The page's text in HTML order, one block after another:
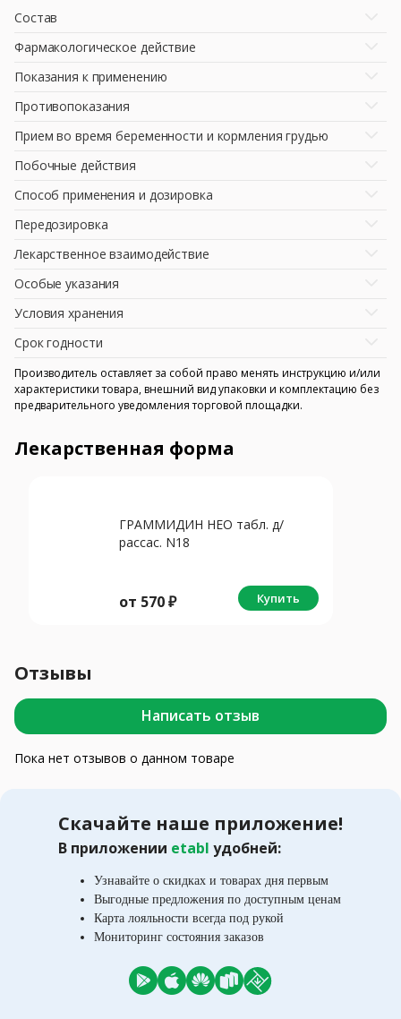
Состав
Фармакологическое действие
Показания к применению
Противопоказания
Прием во время беременности и кормления грудью
Побочные действия
Способ применения и дозировка
Передозировка
Лекарственное взаимодействие
Особые указания
Условия хранения
Срок годности
Производитель оставляет за собой право менять инструкцию и/или
характеристики товара, внешний вид упаковки и комплектацию без
предварительного уведомления торговой площадки.
Лекарственная форма
ГРАММИДИН НЕО табл. д/
рассас. N18
от 570₽ Купить
Отзывы
Написать отзыв
Пока нет отзывов о данном товаре
Скачайте наше приложение!
В приложении etabl удобней:
Узнавайте о скидках и товарах дня первым
Выгодные предложения по доступным ценам
Карта лояльности всегда под рукой
Мониторинг состояния заказов